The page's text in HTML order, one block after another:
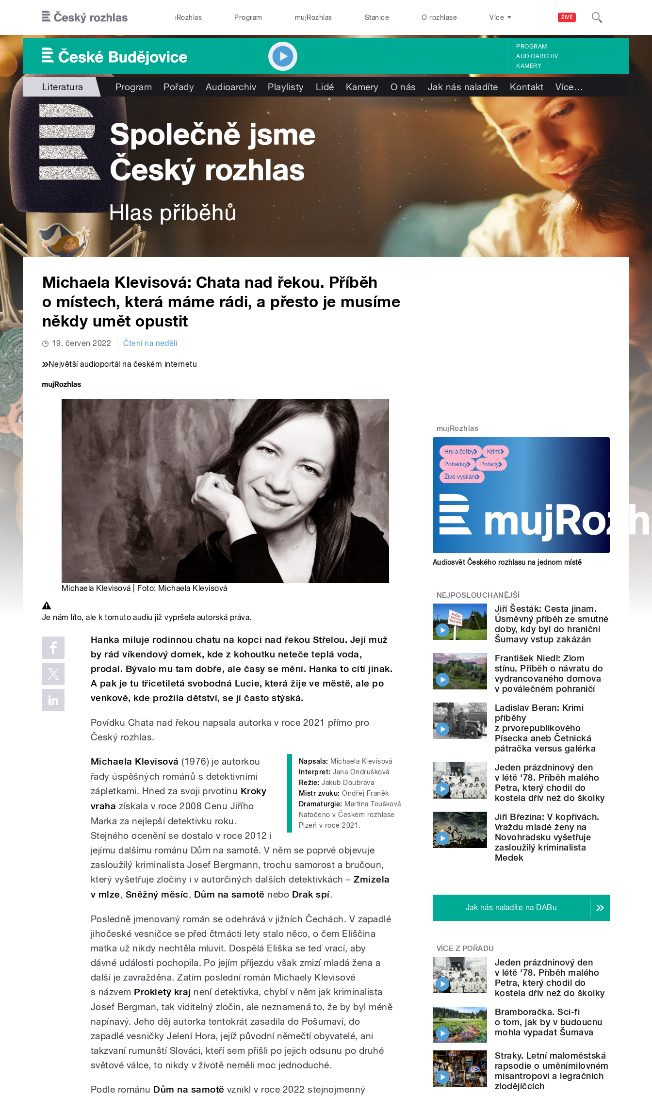
ŽIVĚ
iRozhlas Program mujRozhlas Stanice O rozhlase Více
PROGRAM
AUDIOARCHIV
KAMERY
Literatura Program Pořady Audioarchiv Playlisty Lidé Kamery O nás Jak nás naladíte Kontakt Více…
Michaela Klevisová: Chata nad řekou. Příběh
o místech, která máme rádi, a přesto je musíme
někdy umět opustit
19. červen 2022 Čtení na neděli
Největší audioportál na českém internetu
Michaela Klevisová | Foto: Michaela Klevisová
Je nám líto, ale k tomuto audiu již vypršela autorská práva.
Hanka miluje rodinnou chatu na kopci nad řekou Střelou. Její muž
by rád víkendový domek, kde z kohoutku neteče teplá voda,
prodal. Bývalo mu tam dobře, ale časy se mění. Hanka to cítí jinak.
A pak je tu třicetiletá svobodná Lucie, která žije ve městě, ale po
venkově, kde prožila dětství, se jí často stýská.
Povídku Chata nad řekou napsala autorka v roce 2021 přímo pro
Český rozhlas.
Napsala: Michaela Klevisová
Interpret:Jana Ondrušková
Režie:Jakub Doubrava
Mistr zvuku:Ondřej Franěk
Dramaturgie: Martina Toušková
Natočeno v Českém rozhlase
Plzeň v roce 2021.
Michaela Klevisová (1976) je autorkou
řady úspěšných románů s detektivními
zápletkami. Hned za svoji prvotinu Kroky
vraha získala v roce 2008 Cenu Jiřího
Marka za nejlepší detektivku roku.
Stejného ocenění se dostalo v roce 2012 i
jejímu dalšímu románu Dům na samotě. V něm se poprvé objevuje
zasloužilý kriminalista Josef Bergmann, trochu samorost a bručoun,
který vyšetřuje zločiny i v autorčiných dalších detektivkách –Zmizela
v mlze, Sněžný měsíc, Dům na samotě nebo Drak spí.
Posledně jmenovaný román se odehrává v jižních Čechách. V zapadlé
jihočeské vesničce se před čtrnácti lety stalo něco, o čem Eliščina
matka už nikdy nechtěla mluvit. Dospělá Eliška se teď vrací, aby
dávné události pochopila. Po jejím příjezdu však zmizí mladá žena a
další je zavražděna. Zatím poslední román Michaely Klevisové
s názvem Prokletý kraj není detektivka, chybí v něm jak kriminalista
Josef Bergman, tak viditelný zločin, ale neznamená to, že by byl méně
napínavý. Jeho děj autorka tentokrát zasadila do Pošumaví, do
zapadlé vesničky Jelení Hora, jejíž původní němečtí obyvatelé, ani
takzvaní rumunští Slováci, kteří sem přišli po jejich odsunu po druhé
světové válce, to nikdy v životě neměli moc jednoduché.
Podle románu Dům na samotě vznikl v roce 2022 stejnojmenný
mujRozhlas
Hry a četby
Krimi
Pohádky
Pořady
Živé vysílání
Audiosvět Českého rozhlasu na jednom místě
NEJPOSLOUCHANĚJŠÍ
Jiří Šesták: Cesta jinam.
Úsměvný příběh ze smutné
doby, kdy byl do hraniční
Šumavy vstup zakázán
František Niedl: Zlom
stínu. Příběh o návratu do
vydrancovaného domova
v poválečném pohraničí
Ladislav Beran: Krimi
příběhy
z prvorepublikového
Písecka aneb Četnická
pátračka versus galérka
Jeden prázdninový den
v létě '78. Příběh malého
Petra, který chodil do
kostela dřív než do školky
Jiří Březina: V kopřivách.
Vraždu mladé ženy na
Novohradsku vyšetřuje
zasloužilý kriminalista
Medek
Jak nás naladíte na DABu
VÍCE Z POŘADU
Jeden prázdninový den
v létě '78. Příběh malého
Petra, který chodil do
kostela dřív než do školky
Bramboračka. Sci-fi
o tom, jak by v budoucnu
mohla vypadat Šumava
Straky. Letní maloměstská
rapsodie o uměnímilovném
misantropovi a legračních
zlodějíčcích